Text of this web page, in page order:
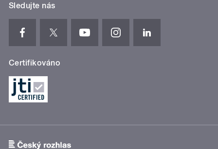
Sledujte nás
Certifikováno